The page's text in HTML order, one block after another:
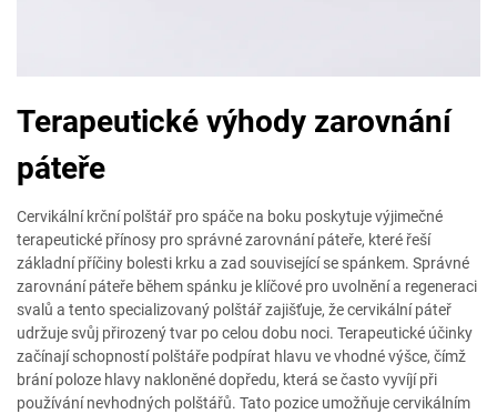
Terapeutické výhody zarovnání
páteře
Cervikální krční polštář pro spáče na boku poskytuje výjimečné
terapeutické přínosy pro správné zarovnání páteře, které řeší
základní příčiny bolesti krku a zad související se spánkem. Správné
zarovnání páteře během spánku je klíčové pro uvolnění a regeneraci
svalů a tento specializovaný polštář zajišťuje, že cervikální páteř
udržuje svůj přirozený tvar po celou dobu noci. Terapeutické účinky
začínají schopností polštáře podpírat hlavu ve vhodné výšce, čímž
brání poloze hlavy nakloněné dopředu, která se často vyvíjí při
používání nevhodných polštářů. Tato pozice umožňuje cervikálním